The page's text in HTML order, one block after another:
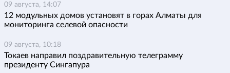
09 августа, 14:07
12 модульных домов установят в горах Алматы для
мониторинга селевой опасности
09 августа, 10:18
Токаев направил поздравительную телеграмму
президенту Сингапура